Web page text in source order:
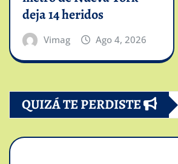
deja 14 heridos
Vimag Ago 4, 2026
QUIZÁ TE PERDISTE